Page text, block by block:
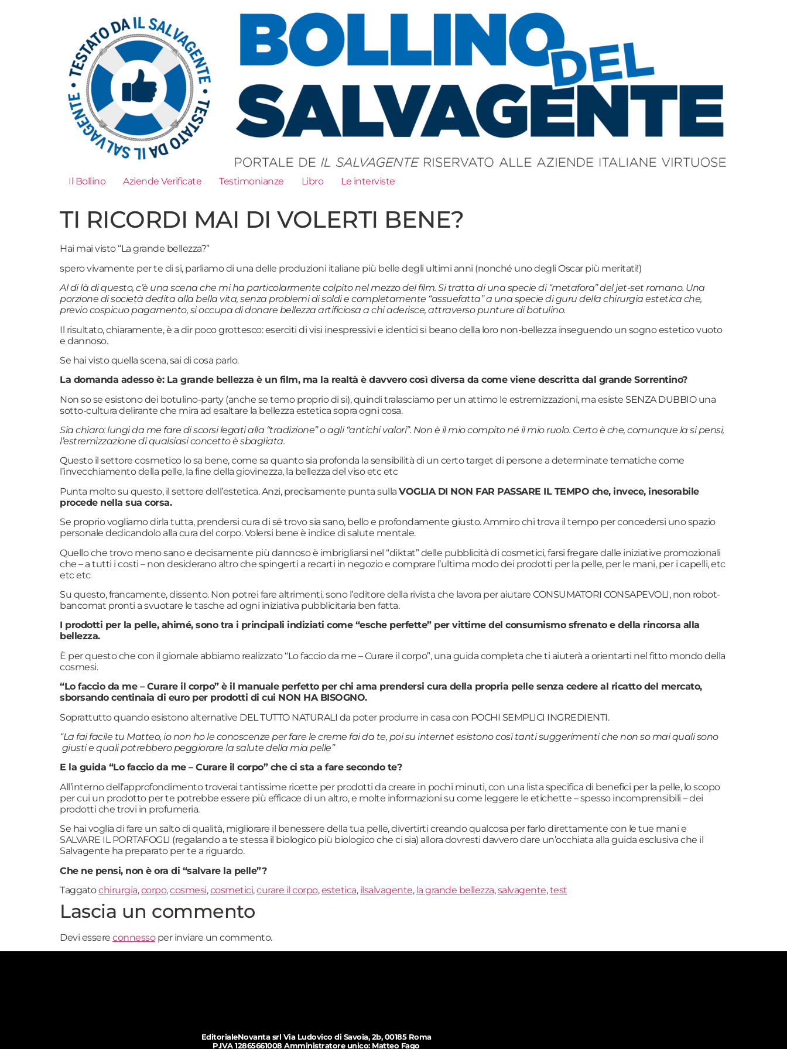
Il Bollino Aziende Verificate Testimonianze Libro Le interviste
TI RICORDI MAI DI VOLERTI BENE?
Hai mai visto “La grande bellezza?”
spero vivamente per te di si, parliamo di una delle produzioni italiane più belle degli ultimi anni (nonché uno degli Oscar più meritati!)
Al di là di questo, c’è una scena che mi ha particolarmente colpito nel mezzo del film. Si tratta di una specie di “metafora” del jet-set romano. Una
porzione di società dedita alla bella vita, senza problemi di soldi e completamente “assuefatta” a una specie di guru della chirurgia estetica che,
previo cospicuo pagamento, si occupa di donare bellezza artificiosa a chi aderisce, attraverso punture di botulino.
Il risultato, chiaramente, è a dir poco grottesco: eserciti di visi inespressivi e identici si beano della loro non-bellezza inseguendo un sogno estetico vuoto
e dannoso.
Se hai visto quella scena, sai di cosa parlo.
La domanda adesso è: La grande bellezza è un film, ma la realtà è davvero così diversa da come viene descritta dal grande Sorrentino?
Non so se esistono dei botulino-party (anche se temo proprio di si), quindi tralasciamo per un attimo le estremizzazioni, ma esiste SENZA DUBBIO una
sotto-cultura delirante che mira ad esaltare la bellezza estetica sopra ogni cosa.
Sia chiaro: lungi da me fare di scorsi legati alla “tradizione” o agli “antichi valori”. Non è il mio compito né il mio ruolo. Certo è che, comunque la si pensi,
l’estremizzazione di qualsiasi concetto è sbagliata.
Questo il settore cosmetico lo sa bene, come sa quanto sia profonda la sensibilità di un certo target di persone a determinate tematiche come
l’invecchiamento della pelle, la fine della giovinezza, la bellezza del viso etc etc
Punta molto su questo, il settore dell’estetica. Anzi, precisamente punta sulla VOGLIA DI NON FAR PASSARE IL TEMPO che, invece, inesorabile
procede nella sua corsa.
Se proprio vogliamo dirla tutta, prendersi cura di sé trovo sia sano, bello e profondamente giusto. Ammiro chi trova il tempo per concedersi uno spazio
personale dedicandolo alla cura del corpo. Volersi bene è indice di salute mentale.
Quello che trovo meno sano e decisamente più dannoso è imbrigliarsi nel “diktat” delle pubblicità di cosmetici, farsi fregare dalle iniziative promozionali
che – a tutti i costi – non desiderano altro che spingerti a recarti in negozio e comprare l’ultima modo dei prodotti per la pelle, per le mani, per i capelli, etc
etc etc
Su questo, francamente, dissento. Non potrei fare altrimenti, sono l’editore della rivista che lavora per aiutare CONSUMATORI CONSAPEVOLI, non robot-
bancomat pronti a svuotare le tasche ad ogni iniziativa pubblicitaria ben fatta.
I prodotti per la pelle, ahimé, sono tra i principali indiziati come “esche perfette” per vittime del consumismo sfrenato e della rincorsa alla
bellezza.
È per questo che con il giornale abbiamo realizzato “Lo faccio da me – Curare il corpo”, una guida completa che ti aiuterà a orientarti nel fitto mondo della
cosmesi.
“Lo faccio da me – Curare il corpo” è il manuale perfetto per chi ama prendersi cura della propria pelle senza cedere al ricatto del mercato,
sborsando centinaia di euro per prodotti di cui NON HA BISOGNO.
Soprattutto quando esistono alternative DEL TUTTO NATURALI da poter produrre in casa con POCHI SEMPLICI INGREDIENTI.
“La fai facile tu Matteo, io non ho le conoscenze per fare le creme fai da te, poi su internet esistono così tanti suggerimenti che non so mai quali sono
giusti e quali potrebbero peggiorare la salute della mia pelle”
E la guida “Lo faccio da me – Curare il corpo” che ci sta a fare secondo te?
All’interno dell’approfondimento troverai tantissime ricette per prodotti da creare in pochi minuti, con una lista specifica di benefici per la pelle, lo scopo
per cui un prodotto per te potrebbe essere più efficace di un altro, e molte informazioni su come leggere le etichette – spesso incomprensibili – dei
prodotti che trovi in profumeria.
Se hai voglia di fare un salto di qualità, migliorare il benessere della tua pelle, divertirti creando qualcosa per farlo direttamente con le tue mani e
SALVARE IL PORTAFOGLI (regalando a te stessa il biologico più biologico che ci sia) allora dovresti davvero dare un’occhiata alla guida esclusiva che il
Salvagente ha preparato per te a riguardo.
Che ne pensi, non è ora di “salvare la pelle”?
Taggatochirurgia,corpo,cosmesi,cosmetici,curare il corpo,estetica, ilsalvagente, la grande bellezza,salvagente,test
Lascia un commento
Devi essere connessoper inviare un commento.
EditorialeNovanta srl Via Ludovico di Savoia, 2b, 00185 Roma
P.IVA 12865661008 Amministratore unico: Matteo Fago